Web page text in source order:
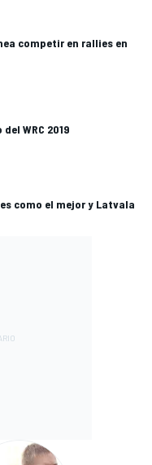
competir en rallies en
WRC 2019
como el mejor y Latvala